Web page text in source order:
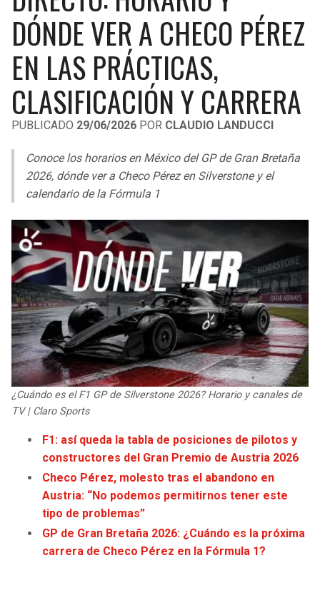
LIGA DE EXPANSIÓN MX
LEAGUES CUP
UEFA EUROPA LEAGUE
UEFA CONFERENCE LEAGUE
MLS
COPA LIBERTADORES
LIGA BETPLAY
OTRAS LIGAS
RAIDERS
CHARGERS
RAVENS
BROWNS
STEELERS
TEXANS
COLTS
JAGUARS
TITANS
COWBOYS
GIANTS
EAGLES
COMMANDERS
CARDINALS
CAVALIERS
PISTONS
PACERS
HAWKS
HORNETS
HEAT
MAGIC
WIZARDS
WARRIORS
CLIPPERS
LAKERS
SUNS
KINGS
MAVERICKS
DÓNDE VER A CHECO PÉREZ
EN LAS PRÁCTICAS,
CLASIFICACIÓN Y CARRERA
PUBLICADO 29/06/2026 POR CLAUDIO LANDUCCI
Conoce los horarios en México del GP de Gran Bretaña
2026, dónde ver a Checo Pérez en Silverstone y el
calendario de la Fórmula 1
¿Cuándo es el F1 GP de Silverstone 2026? Horario y canales de
TV | Claro Sports
F1: así queda la tabla de posiciones de pilotos y
constructores del Gran Premio de Austria 2026
Checo Pérez, molesto tras el abandono en
Austria: “No podemos permitirnos tener este
tipo de problemas”
GP de Gran Bretaña 2026: ¿Cuándo es la próxima
carrera de Checo Pérez en la Fórmula 1?